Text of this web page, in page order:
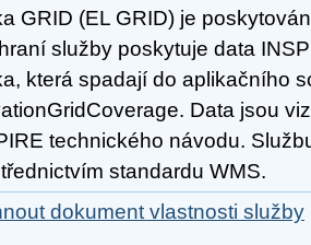
GRID (EL GRID) je
služby poskytuje data
která spadají do aplikačního
Data jsou
technického návodu.
standardu WMS.
dokument vlastnosti služby